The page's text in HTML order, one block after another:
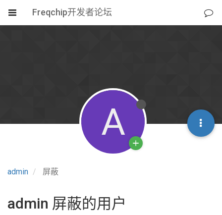
Freqchip开发者论坛
admin 屏蔽
A
admin 屏蔽的用户